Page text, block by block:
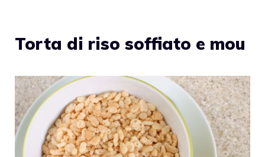
Torta di riso soffiato e mou